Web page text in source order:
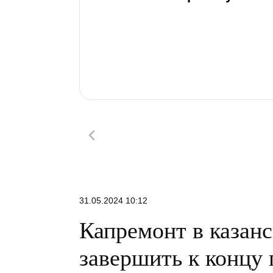
31.05.2024 10:12
Капремонт в
завершить к концу